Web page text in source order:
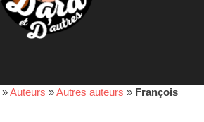
»Auteurs »Autres auteurs » François